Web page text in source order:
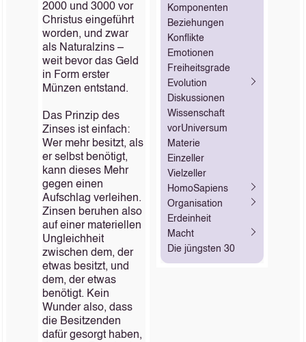
2000 und 3000 vor
Christus eingeführt
worden, und zwar
als Naturalzins –
weit bevor das Geld
in Form erster
Münzen entstand.
Das Prinzip des
Zinses ist einfach:
Wer mehr besitzt, als
er selbst benötigt,
kann dieses Mehr
gegen einen
Aufschlag verleihen.
Zinsen beruhen also
auf einer materiellen
Ungleichheit
zwischen dem, der
etwas besitzt, und
dem, der etwas
benötigt. Kein
Wunder also, dass
die Besitzenden
dafür gesorgt haben,
Komponenten
Beziehungen
Konflikte
Emotionen
Freiheitsgrade
Evolution
Diskussionen
Wissenschaft
vorUniversum
Materie
Einzeller
Vielzeller
HomoSapiens
Organisation
Erdeinheit
Macht
Die jüngsten 30